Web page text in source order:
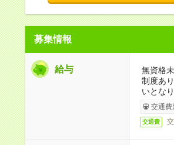
募集情報
給与
無資格
制度あ
いとなり
交通費
交通費